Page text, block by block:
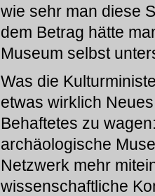
wie sehr man diese
dem Betrag hätte
Museum selbst
Was die
etwas wirklich
Behaftetes zu
archäologische
Netzwerk mehr
wissenschaftliche